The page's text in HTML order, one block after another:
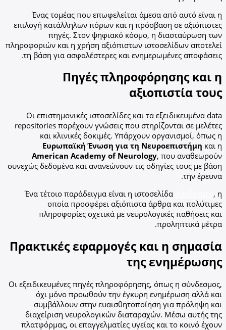
Ένας τομέας που επωφελείται άμεσα από αυτό είναι η
επιλογή κατάλληλων πόρων και η πρόσβαση σε αξιόπιστες
πηγές. Στον ψηφιακό κόσμο, η διασταύρωση των
πληροφοριών και η χρήση αξιόπιστων ιστοσελίδων αποτελεί
τη βάση για ασφαλέστερες και ενημερωμένες αποφάσεις.
Πηγές πληροφόρησης και η
αξιοπιστία τους
Οι επιστημονικές ιστοσελίδες και τα εξειδικευμένα data
repositories παρέχουν γνώσεις που στηρίζονται σε μελέτες
και κλινικές δοκιμές. Υπάρχουν οργανισμοί, όπως η
Ευρωπαϊκή Ένωση για τη Νευροεπιστήμη και η
American Academy of Neurology, που αναθεωρούν
συνεχώς δεδομένα και ανανεώνουν τις οδηγίες τους με βάση
την έρευνα.
Ένα τέτοιο παράδειγμα είναι η ιστοσελίδα
, η
οποία προσφέρει αξιόπιστα άρθρα και πολύτιμες
πληροφορίες σχετικά με νευρολογικές παθήσεις και
προληπτικά μέτρα.
Πρακτικές εφαρμογές και η σημασία
της ενημέρωσης
Οι εξειδικευμένες πηγές πληροφόρησης, όπως η σύνδεσμος,
όχι μόνο προωθούν την έγκυρη ενημέρωση αλλά και
συμβάλλουν στην ευαισθητοποίηση για πρόληψη και
διαχείριση νευρολογικών διαταραχών. Μέσω αυτής της
πλατφόρμας, οι επαγγελματίες υγείας και το κοινό έχουν